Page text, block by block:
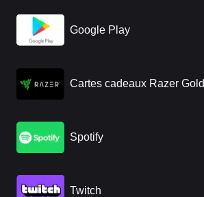
Google Play
Cartes cadeaux Razer Gold
Spotify
Twitch